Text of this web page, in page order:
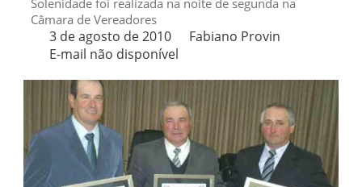
Solenidade foi realizada na noite de segunda na
Câmara de Vereadores
3 de agosto de 2010
Fabiano Provin
E-mail não disponível